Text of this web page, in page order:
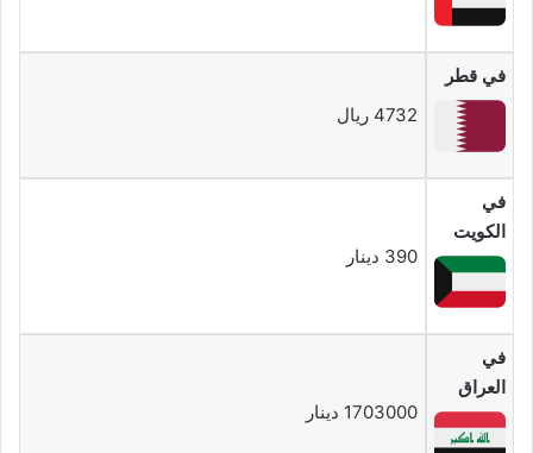
في قطر
4732 ريال
في
الكويت
390 دينار
في
العراق
1703000 دينار